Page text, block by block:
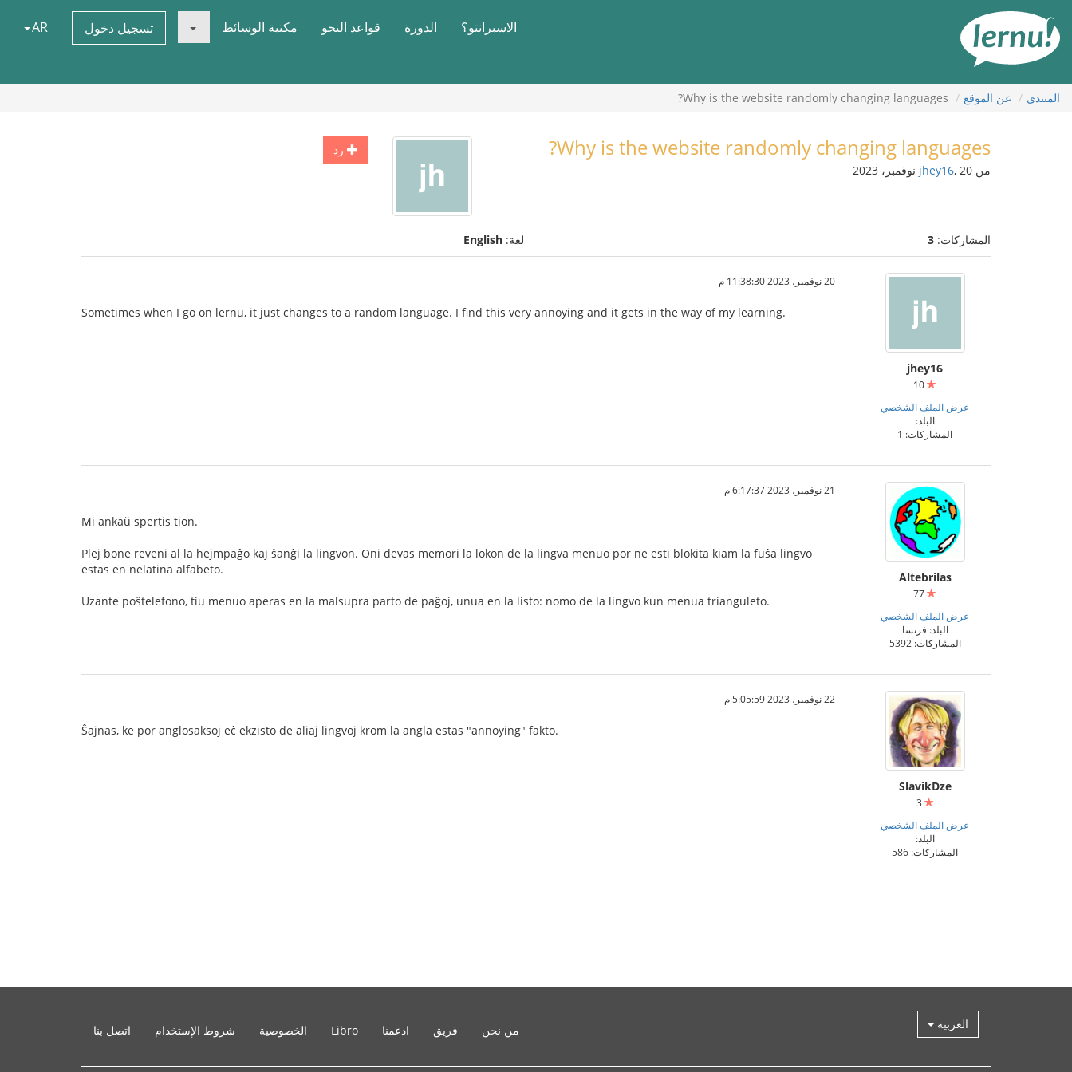
المحتويات
الاسبرانتو؟ الدورة قواعد النحو مكتبة الوسائط تسجيل دخول AR
المنتدى عن الموقع Why is the website randomly changing languages?
رد Why is the website randomly changing languages?
من jhey16, 20 نوفمبر، 2023
المشاركات: 3 لغة: English
jhey16
عرض الملف الشخصي
البلد:
المشاركات: 1
20 نوفمبر، 2023 11:38:30 م
Sometimes when I go on lernu, it just changes to a random language. I find this very annoying and it gets in the way of my learning.
Altebrilas
عرض الملف الشخصي
البلد: فرنسا
المشاركات: 5392
21 نوفمبر، 2023 6:17:37 م
Mi ankaŭ spertis tion.
Plej bone reveni al la hejmpaĝo kaj ŝanĝi la lingvon. Oni devas memori la lokon de la lingva menuo por ne esti blokita kiam la fuŝa lingvo
estas en nelatina alfabeto.
Uzante poŝtelefono, tiu menuo aperas en la malsupra parto de paĝoj, unua en la listo: nomo de la lingvo kun menua trianguleto.
SlavikDze
عرض الملف الشخصي
البلد:
المشاركات: 586
22 نوفمبر، 2023 5:05:59 م
Ŝajnas, ke por anglosaksoj eĉ ekzisto de aliaj lingvoj krom la angla estas "annoying" fakto.
العربية من نحن فريق ادعمنا Libro الخصوصية شروط الإستخدام اتصل بنا